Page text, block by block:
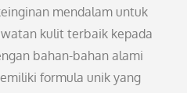
mendalam untuk
kulit terbaik kepada
bahan-bahan alami
formula unik yang